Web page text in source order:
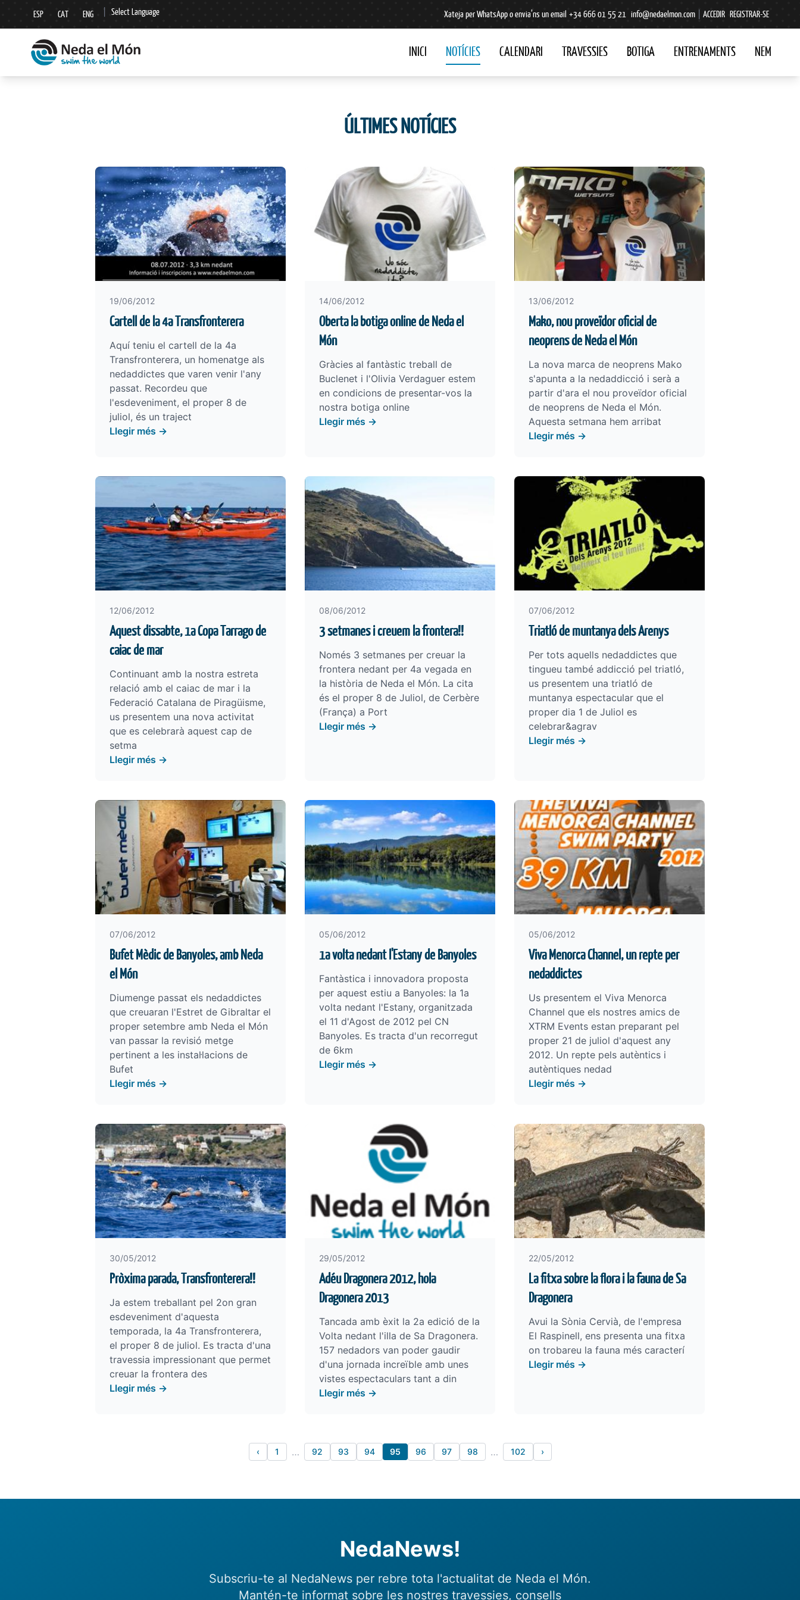
ESP CAT ENG Select Language
▼
Xateja per WhatsApp o envia’ns un email +34 666 01 55 21 info@nedaelmon.com ACCEDIR REGISTRAR-SE
INICI NOTÍCIES CALENDARI TRAVESSIES BOTIGA ENTRENAMENTS NEM
ÚLTIMES NOTÍCIES
19/06/2012
Cartell de la 4a Transfronterera
Aquí teniu el cartell de la 4a
Transfronterera, un homenatge als
nedaddictes que varen venir l'any
passat. Recordeu que
l'esdeveniment, el proper 8 de
juliol, és un traject
Llegir més →
14/06/2012
Oberta la botiga online de Neda el
Món
Gràcies al fantàstic treball de
Buclenet i l'Olivia Verdaguer estem
en condicions de presentar-vos la
nostra botiga online
Llegir més →
13/06/2012
Mako, nou proveïdor oficial de
neoprens de Neda el Món
La nova marca de neoprens Mako
s'apunta a la nedaddicció i serà a
partir d'ara el nou proveïdor oficial
de neoprens de Neda el Món.
Aquesta setmana hem arribat
Llegir més →
12/06/2012
Aquest dissabte, 1a Copa Tarrago de
caiac de mar
Continuant amb la nostra estreta
relació amb el caiac de mar i la
Federació Catalana de Piragüisme,
us presentem una nova activitat
que es celebrarà aquest cap de
setma
Llegir més →
08/06/2012
3 setmanes i creuem la frontera!!
Només 3 setmanes per creuar la
frontera nedant per 4a vegada en
la història de Neda el Món. La cita
és el proper 8 de Juliol, de Cerbère
(França) a Port
Llegir més →
07/06/2012
Triatló de muntanya dels Arenys
Per tots aquells nedaddictes que
tingueu també addicció pel triatló,
us presentem una triatló de
muntanya espectacular que el
proper dia 1 de Juliol es
celebrar&agrav
Llegir més →
07/06/2012
Bufet Mèdic de Banyoles, amb Neda
el Món
Diumenge passat els nedaddictes
que creuaran l'Estret de Gibraltar el
proper setembre amb Neda el Món
van passar la revisió metge
pertinent a les instal·lacions de
Bufet
Llegir més →
05/06/2012
1a volta nedant l'Estany de Banyoles
Fantàstica i innovadora proposta
per aquest estiu a Banyoles: la 1a
volta nedant l'Estany, organitzada
el 11 d'Agost de 2012 pel CN
Banyoles. Es tracta d'un recorregut
de 6km
Llegir més →
05/06/2012
Viva Menorca Channel, un repte per
nedaddictes
Us presentem el Viva Menorca
Channel que els nostres amics de
XTRM Events estan preparant pel
proper 21 de juliol d'aquest any
2012. Un repte pels autèntics i
autèntiques nedad
Llegir més →
30/05/2012
Pròxima parada, Transfronterera!!
Ja estem treballant pel 2on gran
esdeveniment d'aquesta
temporada, la 4a Transfronterera,
el proper 8 de juliol. Es tracta d'una
travessia impressionant que permet
creuar la frontera des
Llegir més →
29/05/2012
Adéu Dragonera 2012, hola
Dragonera 2013
Tancada amb èxit la 2a edició de la
Volta nedant l'illa de Sa Dragonera.
157 nedadors van poder gaudir
d'una jornada increïble amb unes
vistes espectaculars tant a din
Llegir més →
22/05/2012
La fitxa sobre la flora i la fauna de Sa
Dragonera
Avui la Sònia Cervià, de l'empresa
El Raspinell, ens presenta una fitxa
on trobareu la fauna més caracterí
Llegir més →
‹ 1 … 92 93 94 95 96 97 98 … 102 ›
NedaNews!
Subscriu-te al NedaNews per rebre tota l'actualitat de Neda el Món.
Mantén-te informat sobre les nostres travessies, consells